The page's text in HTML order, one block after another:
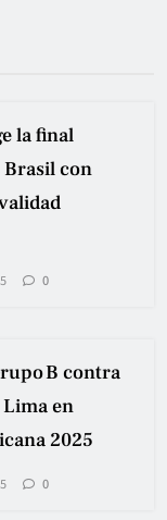
la final
Brasil con
0
B contra
en
2025
0